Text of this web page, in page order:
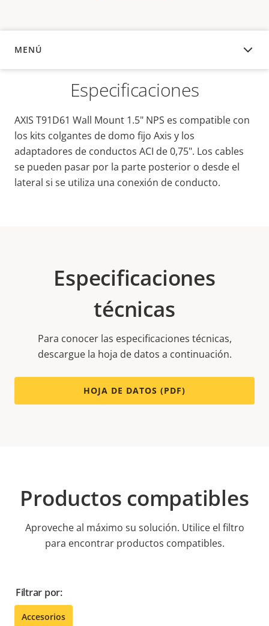
MENÚ
DESCRIPCIÓN
Especificaciones
AXIS T91D61 Wall Mount 1.5" NPS es compatible con
los kits colgantes de domo fijo Axis y los
adaptadores de conductos ACI de 0,75". Los cables
se pueden pasar por la parte posterior o desde el
lateral si se utiliza una conexión de conducto.
Especificaciones
técnicas
Para conocer las especificaciones técnicas,
descargue la hoja de datos a continuación.
HOJA DE DATOS (PDF)
Productos compatibles
Aproveche al máximo su solución. Utilice el filtro
para encontrar productos compatibles.
Filtrar por:
Accesorios